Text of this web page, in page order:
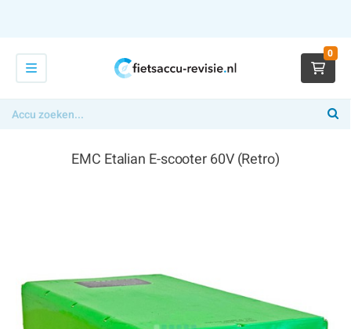
0
EMC Etalian E-scooter 60V (Retro)